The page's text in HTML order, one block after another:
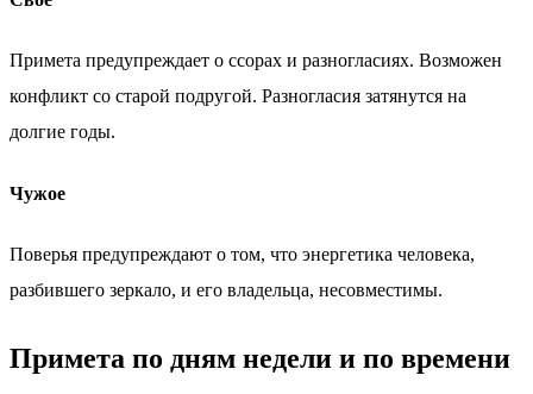
Примета предупреждает о ссорах и разногласиях. Возможен
конфликт со старой подругой. Разногласия затянутся на
долгие годы.
Чужое
Поверья предупреждают о том, что энергетика человека,
разбившего зеркало, и его владельца, несовместимы.
Примета по дням недели и по времени